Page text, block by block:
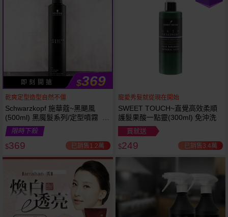
即 刻 開 搶 $369
乾爽定型造型自然不僵
Schwarzkopf 施華蔻~黑颶風
(500ml) 黑魔髮系列/定型噴霧 施
華寇
限時下殺
$369 已銷售1.2萬
寵愛秀髮就從現在開始
SWEET TOUCH~直覺高效柔順
護髮果酸一點靈(300ml) 免沖洗
買就送
$249 已銷售3.4萬